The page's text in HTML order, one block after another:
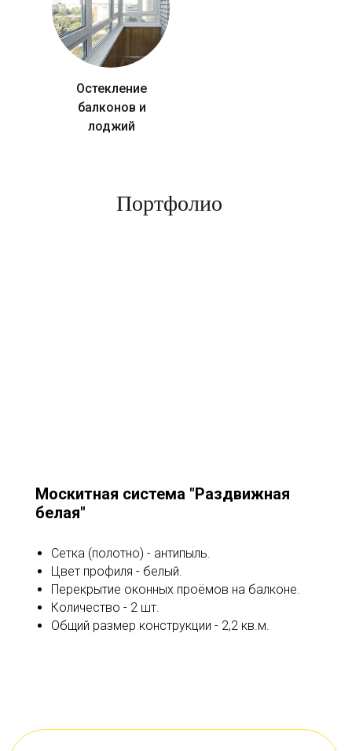
Остекление
балконов и
лоджий
Портфолио
Москитная система "Раздвижная
белая"
Сетка (полотно) - антипыль.
Цвет профиля - белый.
Перекрытие оконных проёмов на балконе.
Количество - 2 шт.
Общий размер конструкции - 2,2 кв.м.